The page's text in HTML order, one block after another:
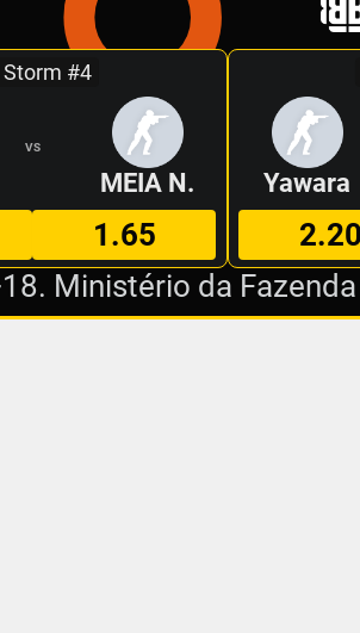
Storm #4
VS
MEIA N.
1.65
Yawara
Ministério da